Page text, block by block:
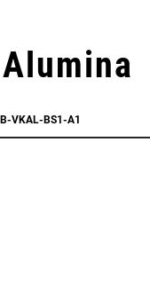
VKAL-BS1-A1